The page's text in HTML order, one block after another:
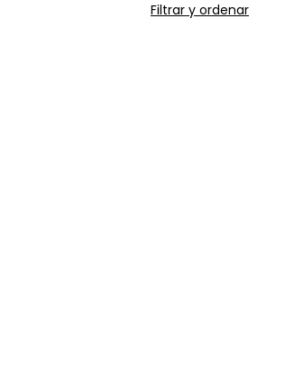
Filtrar y ordenar